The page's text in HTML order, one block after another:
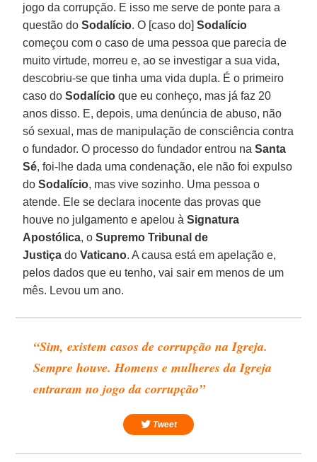
jogo da corrupção. E isso me serve de ponte para a
questão doSodalício. O [caso do]Sodalício
começou com o caso de uma pessoa que parecia de
muito virtude, morreu e, ao se investigar a sua vida,
descobriu-se que tinha uma vida dupla. É o primeiro
caso doSodalício que eu conheço, mas já faz 20
anos disso. E, depois, uma denúncia de abuso, não
só sexual, mas de manipulação de consciência contra
o fundador. O processo do fundador entrou naSanta
Sé, foi-lhe dada uma condenação, ele não foi expulso
doSodalício, mas vive sozinho. Uma pessoa o
atende. Ele se declara inocente das provas que
houve no julgamento e apelou àSignatura
Apostólica, oSupremo Tribunal de
Justiça doVaticano. A causa está em apelação e,
pelos dados que eu tenho, vai sair em menos de um
mês. Levou um ano.
“Sim, existem casos de corrupção na Igreja.
Sempre houve. Homens e mulheres da Igreja
entraram no jogo da corrupção”
Tweet